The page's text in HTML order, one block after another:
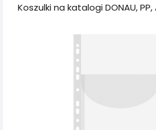
Koszulki na katalogi DONAU, PP,